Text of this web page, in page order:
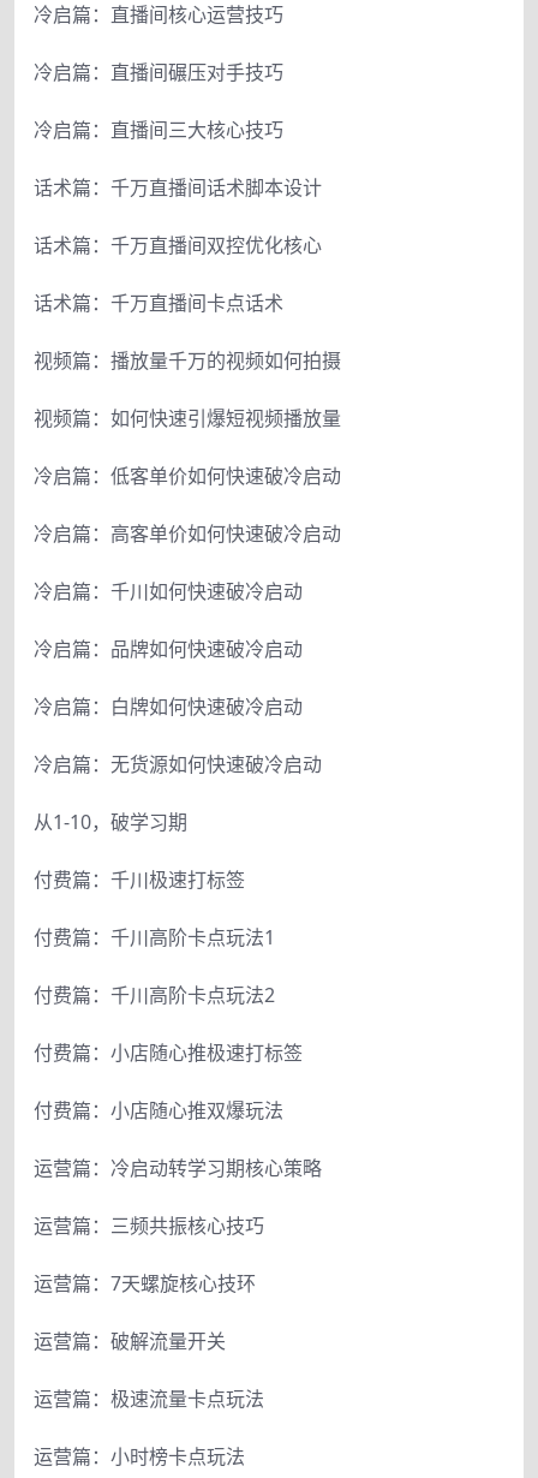
冷启篇：直播间核心运营技巧
冷启篇：直播间碾压对手技巧
冷启篇：直播间三大核心技巧
话术篇：千万直播间话术脚本设计
话术篇：千万直播间双控优化核心
话术篇：千万直播间卡点话术
视频篇：播放量千万的视频如何拍摄
视频篇：如何快速引爆短视频播放量
冷启篇：低客单价如何快速破冷启动
冷启篇：高客单价如何快速破冷启动
冷启篇：千川如何快速破冷启动
冷启篇：品牌如何快速破冷启动
冷启篇：白牌如何快速破冷启动
冷启篇：无货源如何快速破冷启动
从1-10，破学习期
付费篇：千川极速打标签
付费篇：千川高阶卡点玩法1
付费篇：千川高阶卡点玩法2
付费篇：小店随心推极速打标签
付费篇：小店随心推双爆玩法
运营篇：冷启动转学习期核心策略
运营篇：三频共振核心技巧
运营篇：7天螺旋核心技环
运营篇：破解流量开关
运营篇：极速流量卡点玩法
运营篇：小时榜卡点玩法